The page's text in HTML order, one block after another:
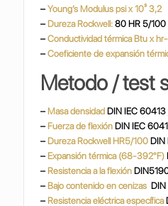
– Young’s Modulus psi x 10³ 3,2
– Dureza Rockwell:80 HR 5/100
–Conductividad térmica Btu x
– Coeficiente de expansión
Metodo / test
– Masa densidad DIN IEC
– Fuerza de flexión DIN IEC
– Dureza Rockwell HR5/100
– Expansión térmica (68-392°F)
– Resistencia a la flexión
– Bajo contenido en cenizas
– Resistencia eléctrica específica